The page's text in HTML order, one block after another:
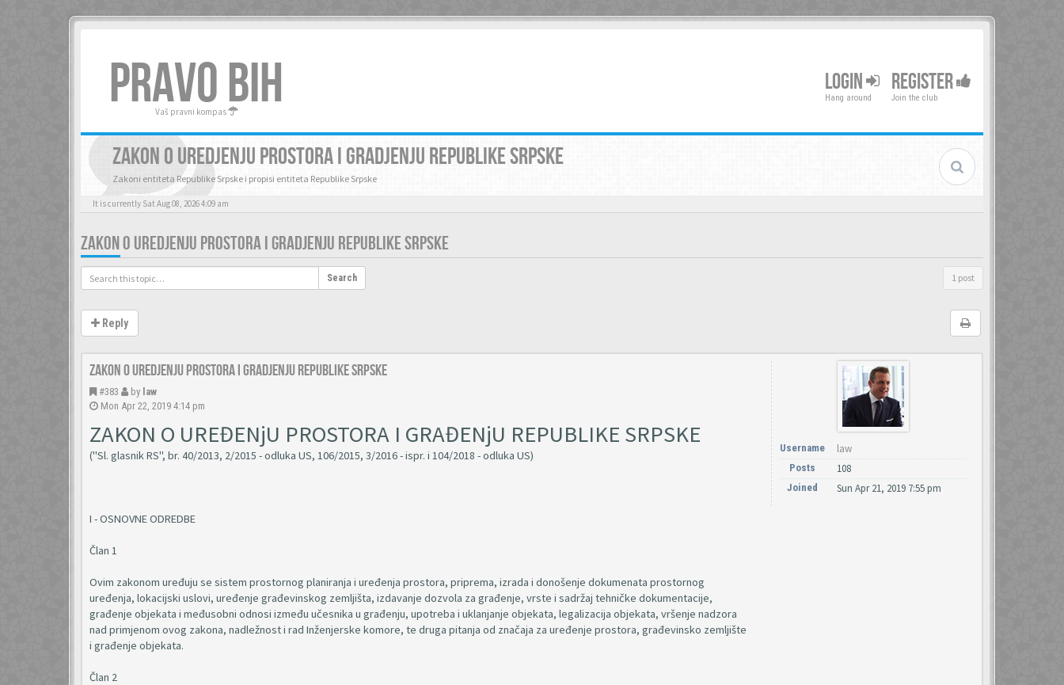
PRAVO BIH
Vaš pravni kompas
LOGIN
Hang around
REGISTER
Join the club
ZAKON O UREDJENJU PROSTORA I GRADJENJU REPUBLIKE SRPSKE
Zakoni entiteta Republike Srpske i propisi entiteta Republike Srpske
It is currently Sat Aug 08, 2026 4:09 am
ZAKON O UREDJENJU PROSTORA I GRADJENJU REPUBLIKE SRPSKE
Search 1 post
Reply
Zakon o uredjenju prostora i gradjenju Republike Srpske
#383 by law
Mon Apr 22, 2019 4:14 pm
ZAKON O UREĐENjU PROSTORA I GRAĐENjU REPUBLIKE SRPSKE
("Sl. glasnik RS", br. 40/2013, 2/2015 - odluka US, 106/2015, 3/2016 - ispr. i 104/2018 - odluka US)
I - OSNOVNE ODREDBE
Član 1
Ovim zakonom uređuju se sistem prostornog planiranja i uređenja prostora, priprema, izrada i donošenje dokumenata prostornog
uređenja, lokacijski uslovi, uređenje građevinskog zemljišta, izdavanje dozvola za građenje, vrste i sadržaj tehničke dokumentacije,
građenje objekata i međusobni odnosi između učesnika u građenju, upotreba i uklanjanje objekata, legalizacija objekata, vršenje nadzora
nad primjenom ovog zakona, nadležnost i rad Inženjerske komore, te druga pitanja od značaja za uređenje prostora, građevinsko zemljište
i građenje objekata.
Član 2
Username law
Posts 108
Joined Sun Apr 21, 2019 7:55 pm